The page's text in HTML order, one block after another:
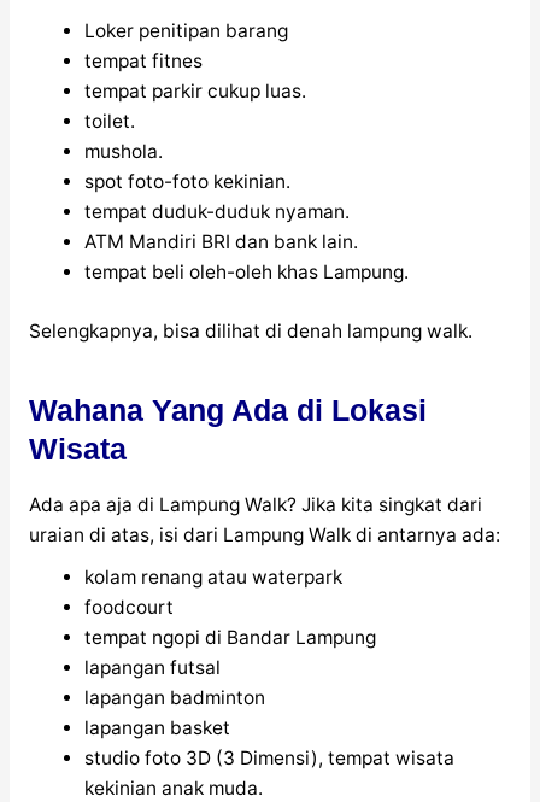
Loker penitipan barang
tempat fitnes
tempat parkir cukup luas.
toilet.
mushola.
spot foto-foto kekinian.
tempat duduk-duduk nyaman.
ATM Mandiri BRI dan bank lain.
tempat beli oleh-oleh khas Lampung.
Selengkapnya, bisa dilihat di denah lampung walk.
Wahana Yang Ada di Lokasi
Wisata
Ada apa aja di Lampung Walk? Jika kita singkat dari
uraian di atas, isi dari Lampung Walk di antarnya ada:
kolam renang atau waterpark
foodcourt
tempat ngopi di Bandar Lampung
lapangan futsal
lapangan badminton
lapangan basket
studio foto 3D (3 Dimensi), tempat wisata
kekinian anak muda.